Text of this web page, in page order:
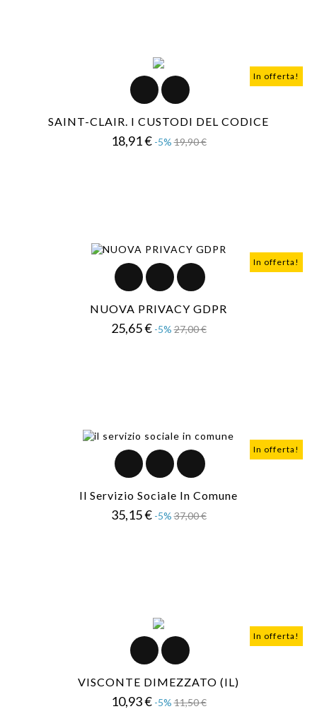
In offerta!
SAINT-CLAIR. I CUSTODI DEL CODICE
18,91 € Prezzo
-5% 19,90 €Prezzo
In offerta!
NUOVA PRIVACY GDPR
25,65 € Prezzo
-5% 27,00 €Prezzo
In offerta!
Il Servizio Sociale In Comune
35,15 € Prezzo
-5% 37,00 €Prezzo
In offerta!
VISCONTE DIMEZZATO (IL)
10,93 € Prezzo
-5% 11,50 €Prezzo